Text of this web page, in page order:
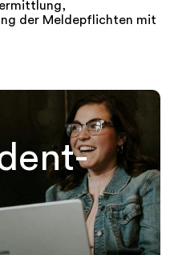
der Meldepflichten mit
ent-
o|